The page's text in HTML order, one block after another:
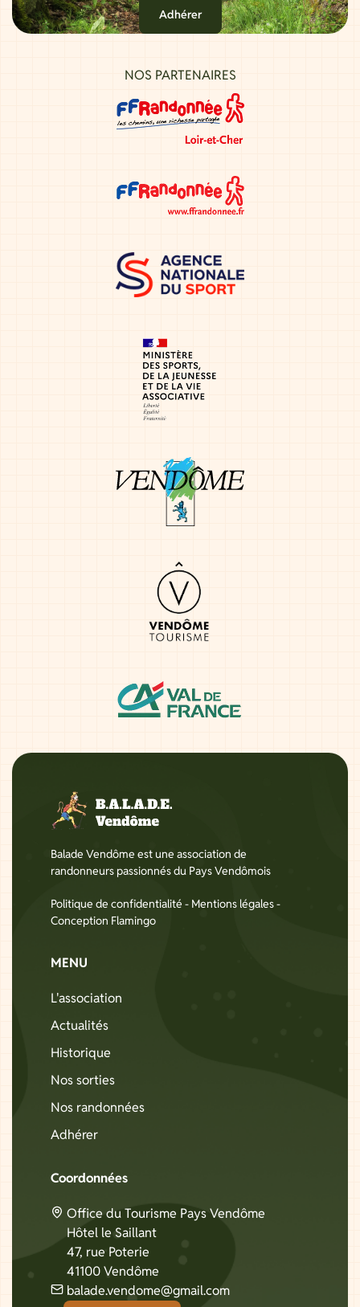
Adhérer
NOS PARTENAIRES
Balade Vendôme est une association de
randonneurs passionnés du Pays Vendômois
Politique de confidentialité - Mentions légales-
Conception Flamingo
MENU
L'association
Actualités
Historique
Nos sorties
Nos randonnées
Adhérer
Coordonnées
Office du Tourisme Pays Vendôme
Hôtel le Saillant
47, rue Poterie
41100 Vendôme
balade.vendome@gmail.com